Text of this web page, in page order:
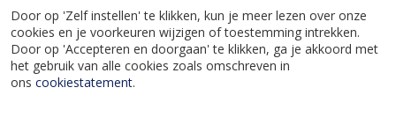
Door op 'Zelf instellen' te klikken, kun je meer lezen over onze
cookies en je voorkeuren wijzigen of toestemming intrekken.
Door op 'Accepteren en doorgaan' te klikken, ga je akkoord met
het gebruik van alle cookies zoals omschreven in
ons cookiestatement.
- Groen
Aardbeien Pot -
D33cm - Living Black